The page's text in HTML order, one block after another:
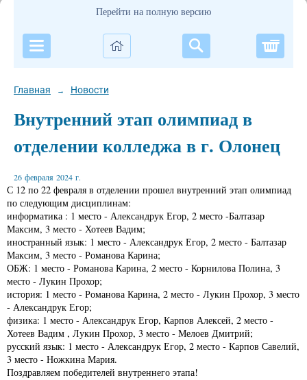
Перейти на полную версию
Главная → Новости
Внутренний этап олимпиад в
отделении колледжа в г. Олонец
26 февраля 2024 г.
С 12 по 22 февраля в отделении прошел внутренний этап олимпиад
по следующим дисциплинам:
информатика : 1 место - Александрук Егор, 2 место -Балтазар
Максим, 3 место - Хотеев Вадим;
иностранный язык: 1 место - Александрук Егор, 2 место - Балтазар
Максим, 3 место - Романова Карина;
ОБЖ: 1 место - Романова Карина, 2 место - Корнилова Полина, 3
место - Лукин Прохор;
история: 1 место - Романова Карина, 2 место - Лукин Прохор, 3 место
- Александрук Егор;
физика: 1 место - Александрук Егор, Карпов Алексей, 2 место -
Хотеев Вадим , Лукин Прохор, 3 место - Мелоев Дмитрий;
русский язык: 1 место - Александрук Егор, 2 место - Карпов Савелий,
3 место - Ножкина Мария.
Поздравляем победителей внутреннего этапа!